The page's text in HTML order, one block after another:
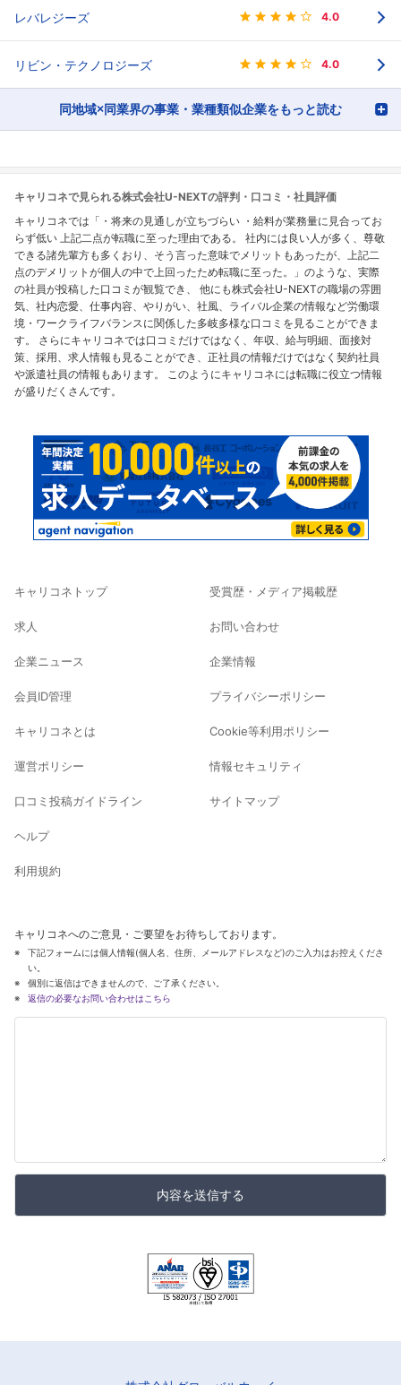
レバレジーズ 4.0
リビン・テクノロジーズ 4.0
同地域×同業界の事業・業種類似企業をもっと読む
キャリコネで見られる株式会社U-NEXTの評判・口コミ・社員評価
キャリコネでは「・将来の見通しが立ちづらい ・給料が業務量に見合ってお
らず低い 上記二点が転職に至った理由である。 社内には良い人が多く、尊敬
できる諸先輩方も多くおり、そう言った意味でメリットもあったが、上記二
点のデメリットが個人の中で上回ったため転職に至った。」のような、実際
の社員が投稿した口コミが観覧でき、 他にも株式会社U-NEXTの職場の雰囲
気、社内恋愛、仕事内容、やりがい、社風、ライバル企業の情報など労働環
境・ワークライフバランスに関係した多岐多様な口コミを見ることができま
す。 さらにキャリコネでは口コミだけではなく、年収、給与明細、面接対
策、採用、求人情報も見ることができ、正社員の情報だけではなく契約社員
や派遣社員の情報もあります。 このようにキャリコネには転職に役立つ情報
が盛りだくさんです。
キャリコネトップ
求人
企業ニュース
会員ID管理
キャリコネとは
運営ポリシー
口コミ投稿ガイドライン
ヘルプ
利用規約
受賞歴・メディア掲載歴
お問い合わせ
企業情報
プライバシーポリシー
Cookie等利用ポリシー
情報セキュリティ
サイトマップ
キャリコネへのご意見・ご要望をお待ちしております。
下記フォームには個人情報(個人名、住所、メールアドレスなど)のご入力はお控えくださ
い。
個別に返信はできませんので、ご了承ください。
返信の必要なお問い合わせはこちら
内容を送信する